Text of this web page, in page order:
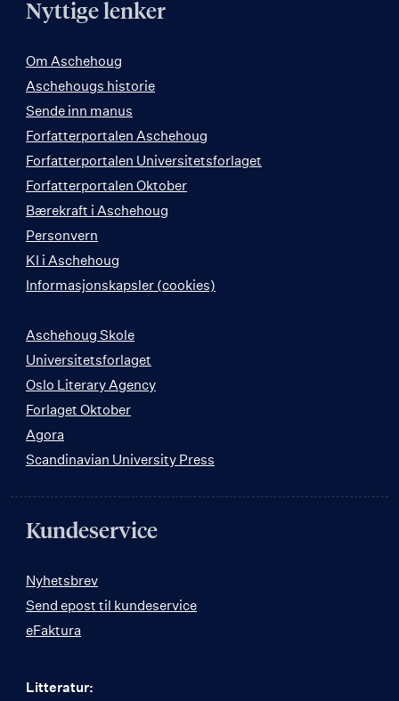
Nyttige lenker
Om Aschehoug
Aschehougs historie
Sende inn manus
Forfatterportalen Aschehoug
Forfatterportalen Universitetsforlaget
Forfatterportalen Oktober
Bærekraft i Aschehoug
Personvern
KI i Aschehoug
Informasjonskapsler (cookies)
Aschehoug Skole
Universitetsforlaget
Oslo Literary Agency
Forlaget Oktober
Agora
Scandinavian University Press
Kundeservice
Nyhetsbrev
Send epost til kundeservice
eFaktura
Litteratur: